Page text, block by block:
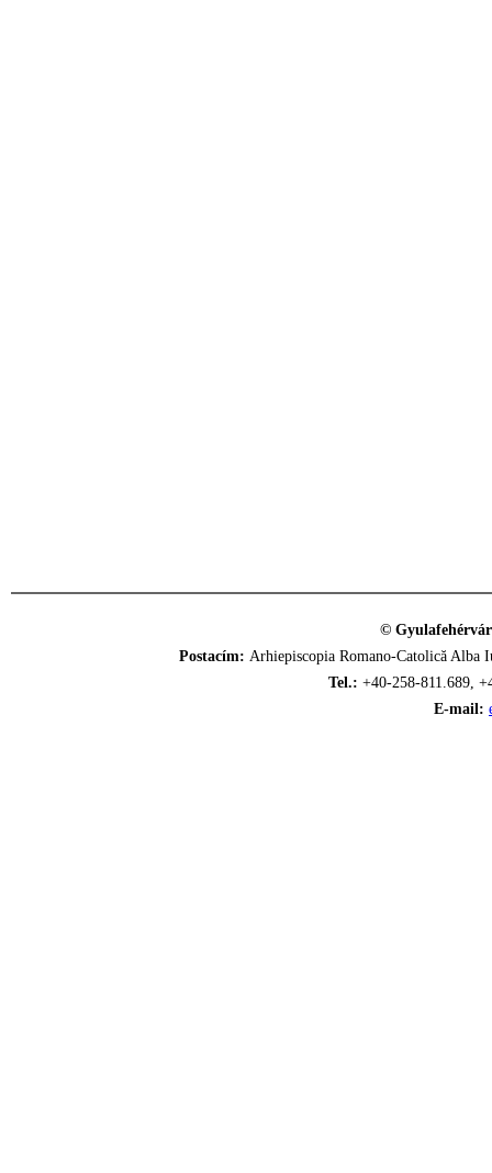
©
Postacím: Arhiepiscopia Romano-Catolică
Tel.: +40-258-811.689,
E-mail: